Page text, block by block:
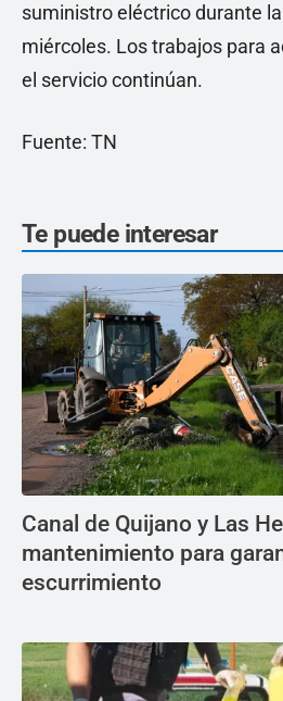
suministro eléctrico durante
miércoles. Los trabajos para
el servicio continúan.
Fuente: TN
Te puede interesar
Canal de Quijano y Las
mantenimiento para
escurrimiento